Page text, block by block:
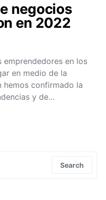
negocios
en 2022
emprendedores en los
en medio de la
hemos confirmado la
y de…
Search